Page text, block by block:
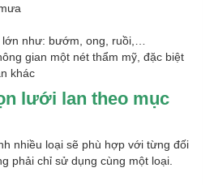
như: bướm, ong, ruồi,…
gian một nét thẩm mỹ, đặc biệt
khác
lưới lan theo mục
nhiều loại sẽ phù hợp với từng đối
phải chỉ sử dụng cùng một loại.